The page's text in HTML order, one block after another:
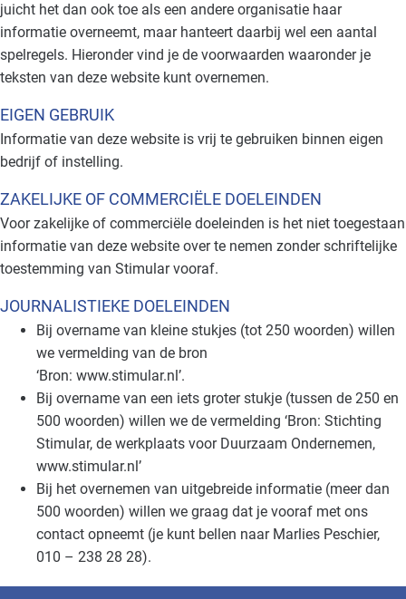
juicht het dan ook toe als een andere organisatie haar
informatie overneemt, maar hanteert daarbij wel een aantal
spelregels. Hieronder vind je de voorwaarden waaronder je
teksten van deze website kunt overnemen.
EIGEN GEBRUIK
Informatie van deze website is vrij te gebruiken binnen eigen
bedrijf of instelling.
ZAKELIJKE OF COMMERCIËLE DOELEINDEN
Voor zakelijke of commerciële doeleinden is het niet toegestaan
informatie van deze website over te nemen zonder schriftelijke
toestemming van Stimular vooraf.
JOURNALISTIEKE DOELEINDEN
Bij overname van kleine stukjes (tot 250 woorden) willen
we vermelding van de bron
‘Bron: www.stimular.nl’.
Bij overname van een iets groter stukje (tussen de 250 en
500 woorden) willen we de vermelding ‘Bron: Stichting
Stimular, de werkplaats voor Duurzaam Ondernemen,
www.stimular.nl’
Bij het overnemen van uitgebreide informatie (meer dan
500 woorden) willen we graag dat je vooraf met ons
contact opneemt (je kunt bellen naar Marlies Peschier,
010 – 238 28 28).